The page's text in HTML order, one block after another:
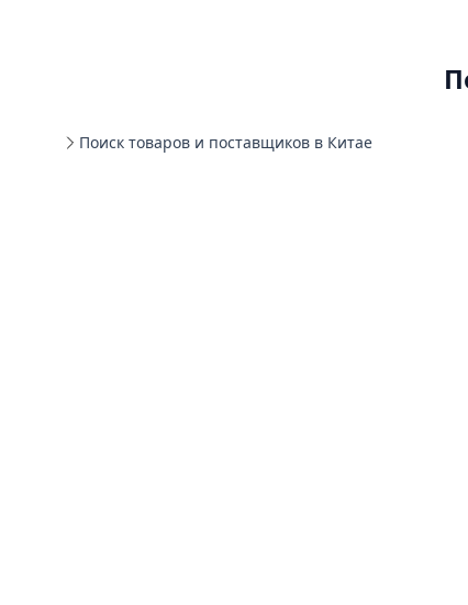
Поиск товаров и поставщиков в Китае